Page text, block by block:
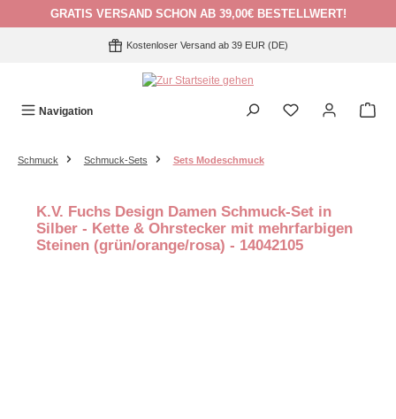
Zum Hauptinhalt springen
GRATIS VERSAND SCHON AB 39,00€ BESTELLWERT!
Kostenloser Versand ab 39 EUR (DE)
Navigation
Schmuck Schmuck-Sets Sets Modeschmuck
K.V. Fuchs Design Damen Schmuck-Set in
Silber - Kette & Ohrstecker mit mehrfarbigen
Steinen (grün/orange/rosa) - 14042105